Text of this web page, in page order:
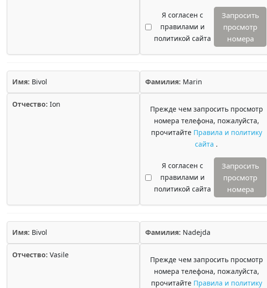
Я согласен с
правилами и
политикой сайта
Запросить
просмотр
номера
Имя: Bivol Фамилия: Marin
Отчество: Ion
Прежде чем запросить просмотр
номера телефона, пожалуйста,
прочитайте Правила и политику
сайта .
Я согласен с
правилами и
политикой сайта
Запросить
просмотр
номера
Имя: Bivol Фамилия: Nadejda
Отчество: Vasile
Прежде чем запросить просмотр
номера телефона, пожалуйста,
прочитайте Правила и политику